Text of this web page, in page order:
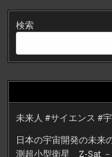
検索
未来人 #サイエンス #
日本の宇宙開発の未来
測超小型衛星 Z-Sat